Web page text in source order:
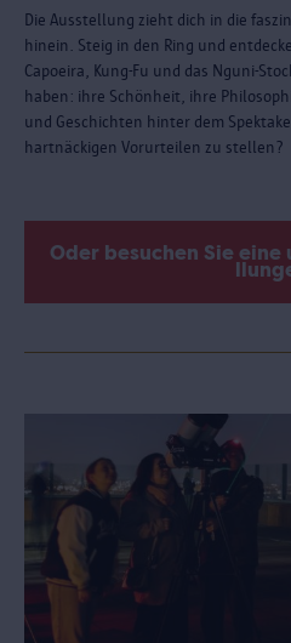
Die Ausstellung zieht dich in die
hinein. Steig in den Ring und
Capoeira, Kung-Fu und das Nguni-
haben: ihre Schönheit, ihre
und Geschichten hinter dem
hartnäckigen Vorurteilen zu stellen?
Oder besuchen Sie